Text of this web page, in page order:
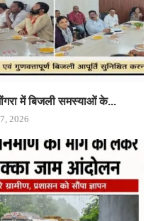
में बिजली समस्याओं के...
2026